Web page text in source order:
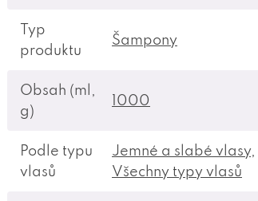
Typ
produktu
Šampony
Obsah (ml,
g)
1000
Podle typu
vlasů
Jemné a slabé vlasy,
Všechny typy vlasů